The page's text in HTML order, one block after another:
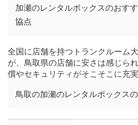
加瀬のレンタルボックスのおす
協点
全国に店舗を持つトランクルーム
が、鳥取県の店舗に安さは感じら
償やセキュリティがそこそこに充実
鳥取の加瀬のレンタルボックス